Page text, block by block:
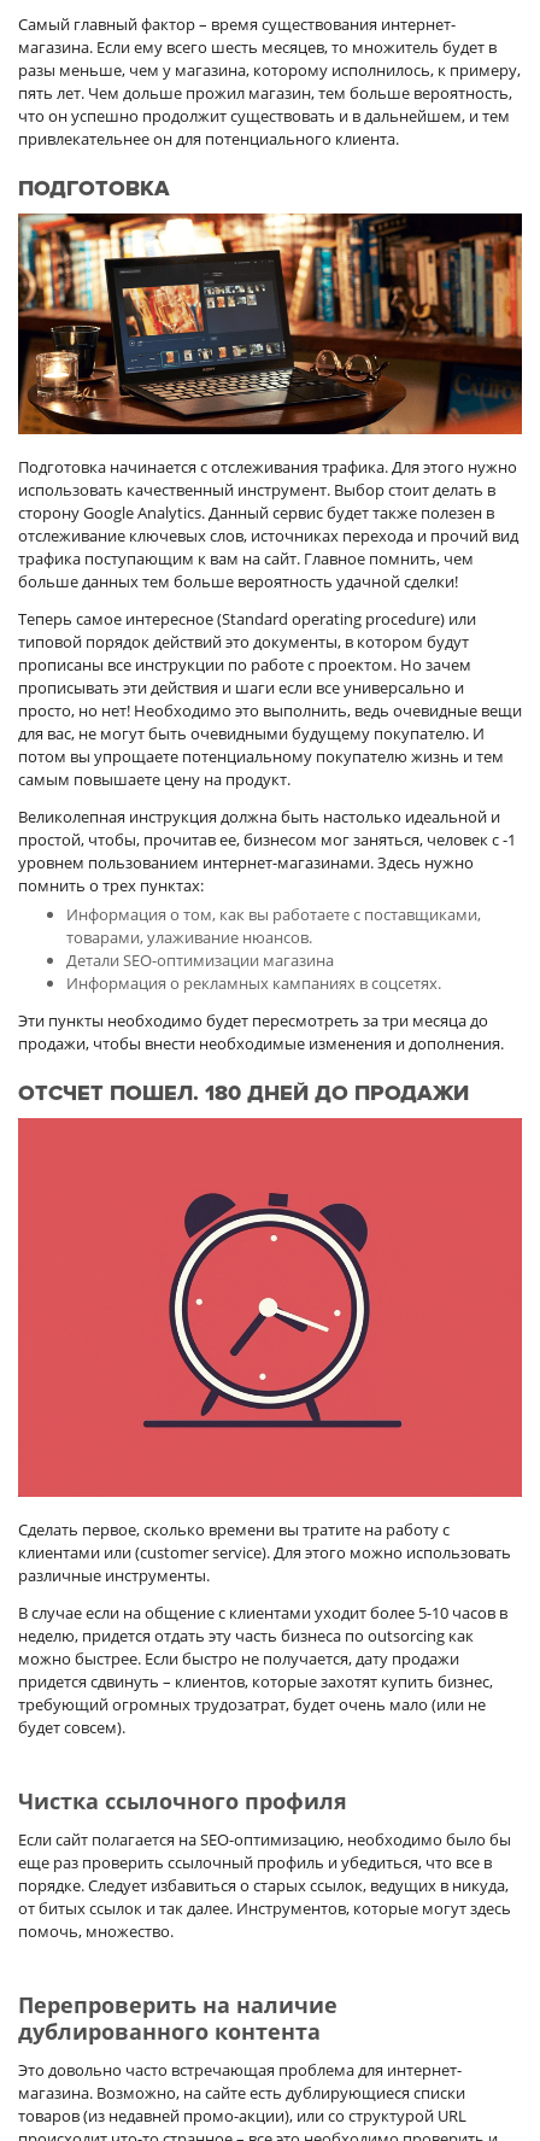
Самый главный фактор – время существования интернет-
магазина. Если ему всего шесть месяцев, то множитель будет в
разы меньше, чем у магазина, которому исполнилось, к примеру,
пять лет. Чем дольше прожил магазин, тем больше вероятность,
что он успешно продолжит существовать и в дальнейшем, и тем
привлекательнее он для потенциального клиента.
ПОДГОТОВКА
Подготовка начинается с отслеживания трафика. Для этого нужно
использовать качественный инструмент. Выбор стоит делать в
сторону Google Analytics. Данный сервис будет также полезен в
отслеживание ключевых слов, источниках перехода и прочий вид
трафика поступающим к вам на сайт. Главное помнить, чем
больше данных тем больше вероятность удачной сделки!
Теперь самое интересное (Standard operating procedure) или
типовой порядок действий это документы, в котором будут
прописаны все инструкции по работе с проектом. Но зачем
прописывать эти действия и шаги если все универсально и
просто, но нет! Необходимо это выполнить, ведь очевидные вещи
для вас, не могут быть очевидными будущему покупателю. И
потом вы упрощаете потенциальному покупателю жизнь и тем
самым повышаете цену на продукт.
Великолепная инструкция должна быть настолько идеальной и
простой, чтобы, прочитав ее, бизнесом мог заняться, человек с -1
уровнем пользованием интернет-магазинами. Здесь нужно
помнить о трех пунктах:
Информация о том, как вы работаете с поставщиками,
товарами, улаживание нюансов.
Детали SEO-оптимизации магазина
Информация о рекламных кампаниях в соцсетях.
Эти пункты необходимо будет пересмотреть за три месяца до
продажи, чтобы внести необходимые изменения и дополнения.
ОТСЧЕТ ПОШЕЛ. 180 ДНЕЙ ДО ПРОДАЖИ
Сделать первое, сколько времени вы тратите на работу с
клиентами или (customer service). Для этого можно использовать
различные инструменты.
В случае если на общение с клиентами уходит более 5-10 часов в
неделю, придется отдать эту часть бизнеса по outsorcing как
можно быстрее. Если быстро не получается, дату продажи
придется сдвинуть – клиентов, которые захотят купить бизнес,
требующий огромных трудозатрат, будет очень мало (или не
будет совсем).
Чистка ссылочного профиля
Если сайт полагается на SEO-оптимизацию, необходимо было бы
еще раз проверить ссылочный профиль и убедиться, что все в
порядке. Следует избавиться о старых ссылок, ведущих в никуда,
от битых ссылок и так далее. Инструментов, которые могут здесь
помочь, множество.
Перепроверить на наличие
дублированного контента
Это довольно часто встречающая проблема для интернет-
магазина. Возможно, на сайте есть дублирующиеся списки
товаров (из недавней промо-акции), или со структурой URL